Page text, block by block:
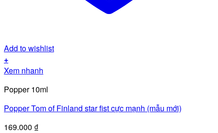
Add to wishlist
+
Xem nhanh
Popper 10ml
Popper Tom of Finland star fist cực mạnh (mẫu mới)
169.000 ₫